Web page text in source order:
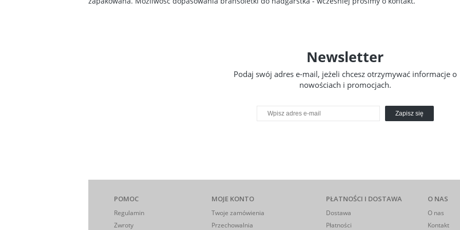
Newsletter
Podaj swój adres e-mail, jeżeli chcesz otrzymywać informacje o
nowościach i promocjach.
Zapisz się
POMOC
Regulamin
Zwroty
MOJE KONTO
Twoje zamówienia
Przechowalnia
PŁATNOŚCI I DOSTAWA
Dostawa
Płatności
O NAS
O nas
Kontakt